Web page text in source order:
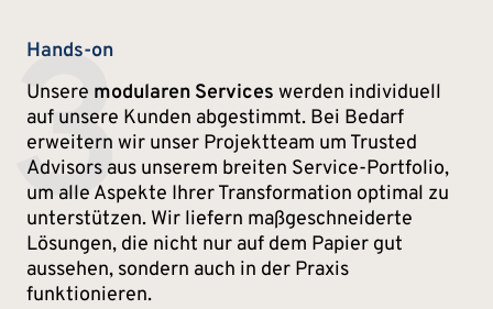
3
Hands-on
Unsere modularen Services werden individuell
auf unsere Kunden abgestimmt. Bei Bedarf
erweitern wir unser Projektteam um Trusted
Advisors aus unserem breiten Service-Portfolio,
um alle Aspekte Ihrer Transformation optimal zu
unterstützen. Wir liefern maßgeschneiderte
Lösungen, die nicht nur auf dem Papier gut
aussehen, sondern auch in der Praxis
funktionieren.